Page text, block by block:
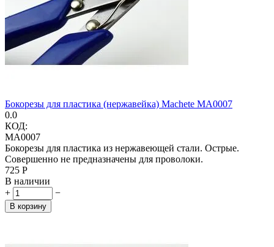
Бокорезы для пластика (нержавейка) Machete MA0007
0.0
КОД:
MA0007
Бокорезы для пластика из нержавеющей стали. Острые.
Совершенно не предназначены для проволоки.
‍725‍ Р
В наличии
+
−
В корзину